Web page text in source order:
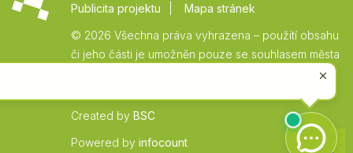
Publicita projektu
Mapa stránek
© 2026 Všechna práva vyhrazena – použití obsahu
či jeho části je umožněn pouze se souhlasem města
Created by BSC
Powered by infocount
Zpět